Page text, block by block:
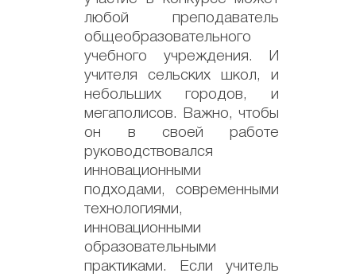
любой преподаватель
общеобразовательного
учебного учреждения. И
учителя сельских школ, и
небольших городов, и
мегаполисов. Важно, чтобы
он в своей работе
руководствовался
инновационными
подходами, современными
технологиями,
инновационными
образовательными
практиками. Если учитель